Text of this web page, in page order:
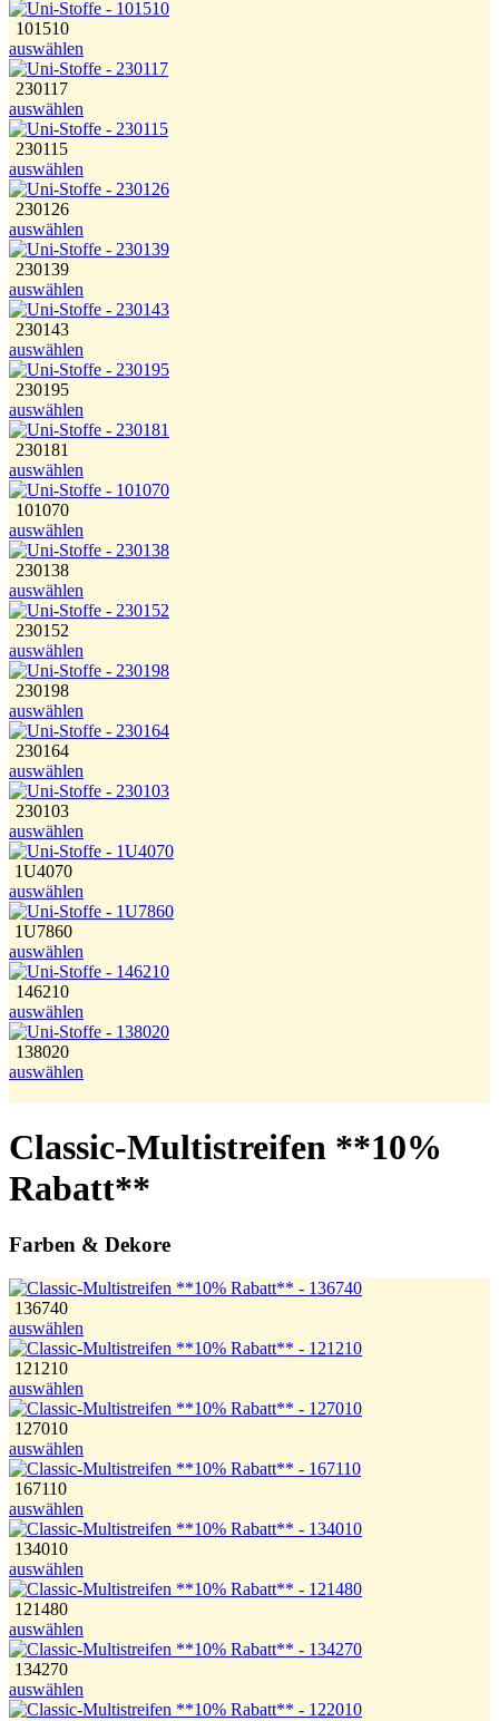
101510
auswählen
230117
auswählen
230115
auswählen
230126
auswählen
230139
auswählen
230143
auswählen
230195
auswählen
230181
auswählen
101070
auswählen
230138
auswählen
230152
auswählen
230198
auswählen
230164
auswählen
230103
auswählen
1U4070
auswählen
1U7860
auswählen
146210
auswählen
138020
auswählen
Classic-Multistreifen **10%
Rabatt**
Farben & Dekore
136740
auswählen
121210
auswählen
127010
auswählen
167110
auswählen
134010
auswählen
121480
auswählen
134270
auswählen